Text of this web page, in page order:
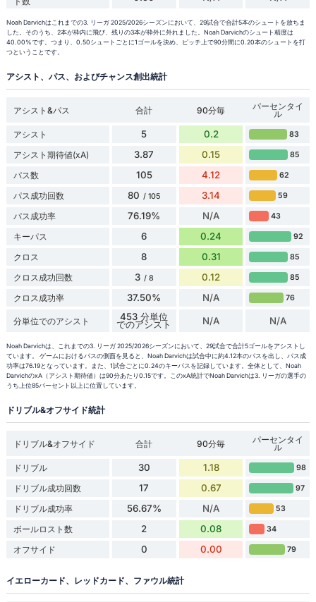
Noah Darvichはこれまでの3. リーガ 2025/2026シーズンにおいて、29試合で合計5本のシュートを放ちま
した。そのうち、2本が枠内に飛び、残りの3本が枠外に外れました。Noah Darvichのシュート精度は
40.00%です。つまり、0.50シュートごとに1ゴールを決め、ピッチ上で90分間に0.20本のシュートを打
つということです。
アシスト、パス、およびチャンス創出統計
アシスト&パス 合計 90分毎 パーセンタイ
ル
アシスト
5 0.2 83
アシスト期待値(xA) 3.87 0.15 85
パス数 105 4.12 62
パス成功回数 80 / 105 3.14 59
パス成功率 76.19% N/A 43
キーパス 6 0.24 92
クロス 8 0.31 85
クロス成功回数 3 / 8 0.12 85
クロス成功率 37.50% N/A 76
分単位でのアシスト 453 分単位
でのアシスト N/A N/A
Noah Darvichは、これまでの3. リーガ 2025/2026シーズンにおいて、29試合で合計5ゴールをアシストし
ています。 ゲームにおけるパスの側面を見ると、Noah Darvichは試合中に約4.12本のパスを出し、パス成
功率は76.19となっています。また、1試合ごとに0.24のキーパスを記録しています。全体として、Noah
DarvichのxA（アシスト期待値）は90分あたり0.15です。このxA統計でNoah Darvichは3. リーガの選手の
うち上位85パーセント以上に位置しています。
ドリブル&オフサイド統計
ドリブル&オフサイド 合計 90分毎 パーセンタイ
ル
ドリブル
30 1.18 98
ドリブル成功回数 17 0.67 97
ドリブル成功率 56.67% N/A 53
ボールロスト数 2 0.08 34
オフサイド 0 0.00 79
イエローカード、レッドカード、ファウル統計